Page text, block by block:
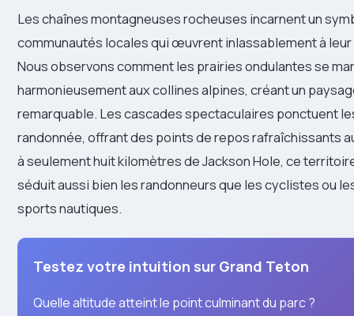
Les chaînes montagneuses rocheuses incarnent un
communautés locales qui œuvrent inlassablement à
Nous observons comment les prairies ondulantes se
harmonieusement aux collines alpines, créant un
remarquable. Les cascades spectaculaires ponctuent
randonnée, offrant des points de repos rafraîchissants
à seulement huit kilomètres de Jackson Hole, ce
séduit aussi bien les randonneurs que les cyclistes ou
sports nautiques.
Testez votre intuition sur Grand Teton
Quelle altitude atteint le point culminant du parc ?